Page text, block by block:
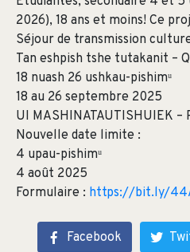
2026), 18 ans et moins! Ce
Séjour de transmission
Tan eshpish tshe tutakanit –
18 nuash 26 ushkau-pishimᵘ
18 au 26 septembre 2025
UI MASHINATAUTISHUIEK –
Nouvelle date limite :
4 upau-pishimᵘ
4 août 2025
Formulaire : https://bit.ly/
Facebook